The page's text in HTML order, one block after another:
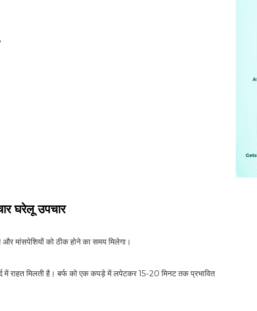
घरेलू उपचार
मांसपेशियों को ठीक होने का समय मिलेगा।
में राहत मिलती है। बर्फ को एक कपड़े में लपेटकर 15-20 मिनट तक प्रभावित